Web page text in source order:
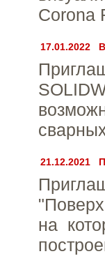
Corona
17.01.2022
21.12.2021
на